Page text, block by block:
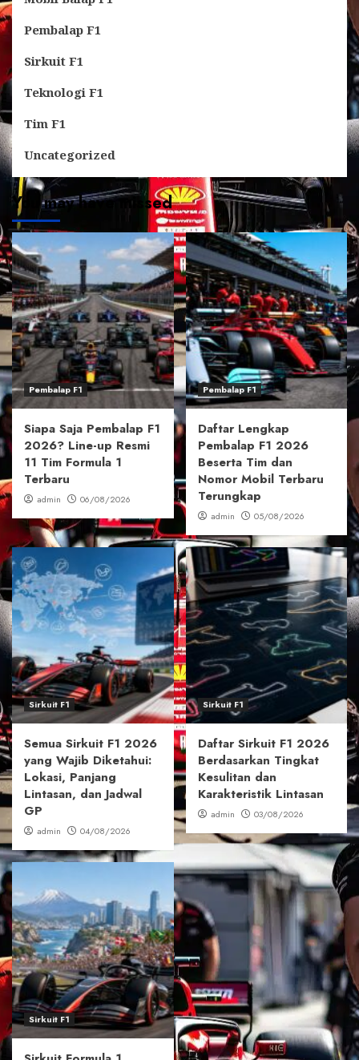
Pembalap F1
Sirkuit F1
Teknologi F1
Tim F1
Uncategorized
You may have missed
Pembalap F1
Siapa Saja Pembalap F1
2026? Line-up Resmi
11 Tim Formula 1
Terbaru
admin 06/08/2026
Pembalap F1
Daftar Lengkap
Pembalap F1 2026
Beserta Tim dan
Nomor Mobil Terbaru
Terungkap
admin 05/08/2026
Sirkuit F1
Semua Sirkuit F1 2026
yang Wajib Diketahui:
Lokasi, Panjang
Lintasan, dan Jadwal
GP
admin 04/08/2026
Sirkuit F1
Daftar Sirkuit F1 2026
Berdasarkan Tingkat
Kesulitan dan
Karakteristik Lintasan
admin 03/08/2026
Sirkuit F1